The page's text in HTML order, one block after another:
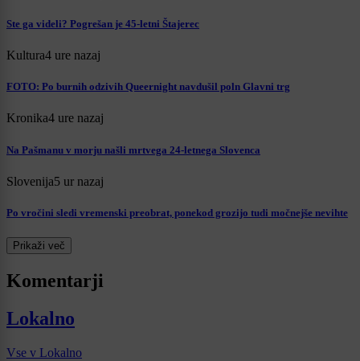
Ste ga videli? Pogrešan je 45-letni Štajerec
Kultura4 ure nazaj
FOTO: Po burnih odzivih Queernight navdušil poln Glavni trg
Kronika4 ure nazaj
Na Pašmanu v morju našli mrtvega 24-letnega Slovenca
Slovenija5 ur nazaj
Po vročini sledi vremenski preobrat, ponekod grozijo tudi močnejše nevihte
Prikaži več
Komentarji
Lokalno
Vse v Lokalno